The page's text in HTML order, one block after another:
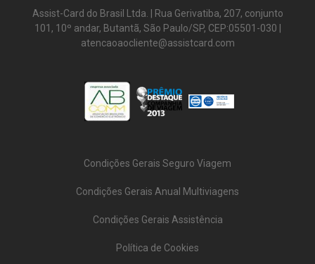
Assist-Card do Brasil Ltda. | Rua Gerivatiba, 207, conjunto
101, 10º andar, Butantã, São Paulo/SP, CEP:05501-030 |
atencaoaocliente@assistcard.com
Condições Gerais Seguro Viagem
Condições Gerais Anual Multiviagens
Condições Gerais Assistência
Política de Cookies